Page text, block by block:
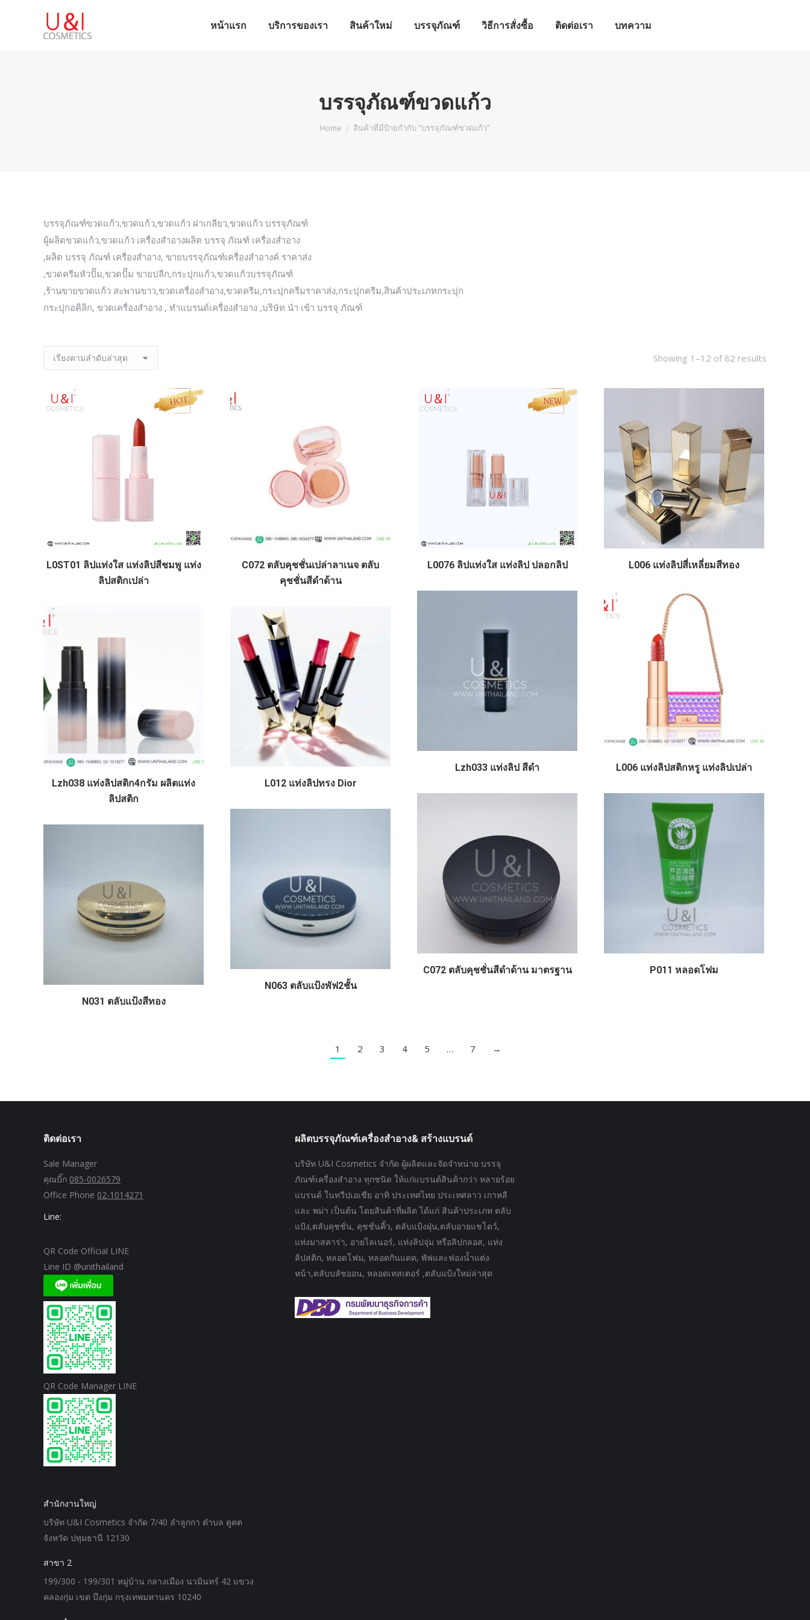
หน้าแรก บริการของเรา สินค้าใหม่ บรรจุภัณฑ์ วิธีการสั่งซื้อ ติดต่อเรา บทความ
บรรจุภัณฑ์ขวดแก้ว
You are here:
Home สินค้าที่มีป้ายกำกับ “บรรจุภัณฑ์ขวดแก้ว”
บรรจุภัณฑ์ขวดแก้ว,ขวดแก้ว,ขวดแก้ว ฝาเกลียว,ขวดแก้ว บรรจุภัณฑ์
ผู้ผลิตขวดแก้ว,ขวดแก้ว เครื่องสําอางผลิต บรรจุ ภัณฑ์ เครื่องสำอาง
,ผลิต บรรจุ ภัณฑ์ เครื่องสำอาง, ขายบรรจุภัณฑ์เครื่องสําอางค์ ราคาส่ง
,ขวดครีมหัวปั๊ม,ขวดปั๊ม ขายปลีก,กระปุกแก้ว,ขวดแก้วบรรจุภัณฑ์
,ร้านขายขวดแก้ว สะพานขาว,ขวดเครื่องสำอาง,ขวดครีม,กระปุกครีมราคาส่ง,กระปุกครีม,สินค้าประเภทกระปุก
กระปุกอคิลิก, ขวดเครื่องสำอาง , ทำแบรนด์เครื่องสำอาง ,บริษัท นำ เข้า บรรจุ ภัณฑ์
Showing 1–12 of 82 results
L0ST01 ลิปแท่งใส แท่งลิปสีชมพู แท่ง
ลิปสติกเปล่า
C072 ตลับคุชชั่นเปล่าลาเนจ ตลับ
คุชชั่นสีดำด้าน
L0076 ลิปแท่งใส แท่งลิป ปลอกลิป L006 แท่งลิปสี่เหลี่ยมสีทอง
Lzh033 แท่งลิป สีดำ
L006 แท่งลิปสติกหรู แท่งลิปเปล่า
Lzh038 แท่งลิปสติก4กรัม ผลิตแท่ง
ลิปสติก
L012 แท่งลิปทรง Dior
C072 ตลับคุชชั่นสีดำด้าน มาตรฐาน
P011 หลอดโฟม
N063 ตลับแป้งพัฟ2ชั้น
N031 ตลับแป้งสีทอง
1 2 3 4 5 … 7 →
ติดต่อเรา
Sale Manager
คุณบิ๊ก 085-0026579
Office Phone 02-1014271
Line:
QR Code Official LINE
Line ID @unithailand
QR Code Manager LINE
สำนักงานใหญ่
บริษัท U&I Cosmetics จำกัด 7/40 ลำลูกกา ตำบล คูคต
จังหวัด ปทุมธานี 12130
สาขา 2
199/300 - 199/301 หมู่บ้าน กลางเมือง นวมินทร์ 42 แขวง
คลองกุ่ม เขต บึงกุ่ม กรุงเทพมหานคร 10240
ผลิตบรรจุภัณฑ์เครื่องสำอาง& สร้างแบรนด์
บริษัท U&I Cosmetics จำกัด ผู้ผลิตและจัดจำหน่าย บรรจุ
ภัณฑ์เครื่องสำอาง ทุกชนิด ให้แก่แบรนด์สินค้ากว่า หลายร้อย
แบรนด์ ในทวีปเอเชีย อาทิ ประเทศไทย ประเทศลาว เกาหลี
และ พม่า เป็นต้น โดยสินค้าที่ผลิต ได้แก่ สินค้าประเภท ตลับ
แป้ง,ตลับคุชชั่น, คุชชั่นคิ้ว, ตลับแป้งฝุ่น,ตลับอายแชโดว์,
แท่งมาสคาร่า, อายไลเนอร์, แท่งลิปจุ่ม หรือลิปกลอส, แท่ง
ลิปสติก, หลอดโฟม, หลอดกันแดด, พัฟและฟองน้ำแต่ง
หน้า,ตลับบลัชออน, หลอดเทสเตอร์ ,ตลับแป้งใหม่ล่าสุด
หน้าแรก บริการของเรา สินค้าใหม่ บรรจุภัณฑ์ วิธีการสั่งซื้อ ติดต่อเรา